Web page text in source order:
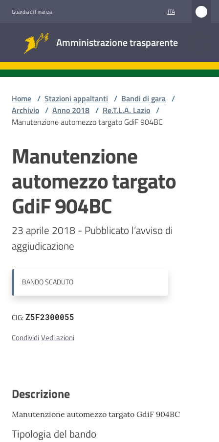
Guardia di Finanza ITA
Amministrazione trasparente
trasparente
Stazioni
appaltanti
Contatti
Home / Stazioni appaltanti / Bandi di gara /
Archivio / Anno 2018 / Re.T.L.A. Lazio /
Manutenzione automezzo targato GdiF 904BC
Salta al contenuto
Manutenzione
automezzo targato
GdiF 904BC
23 aprile 2018 - Pubblicato l’avviso di
BANDOSCADUTO
CIG:Z5F2300055
CondividiVedi azioni
Descrizione
Manutenzione automezzo targato GdiF 904BC
Tipologia del bando